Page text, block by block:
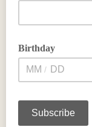
Birthday
/